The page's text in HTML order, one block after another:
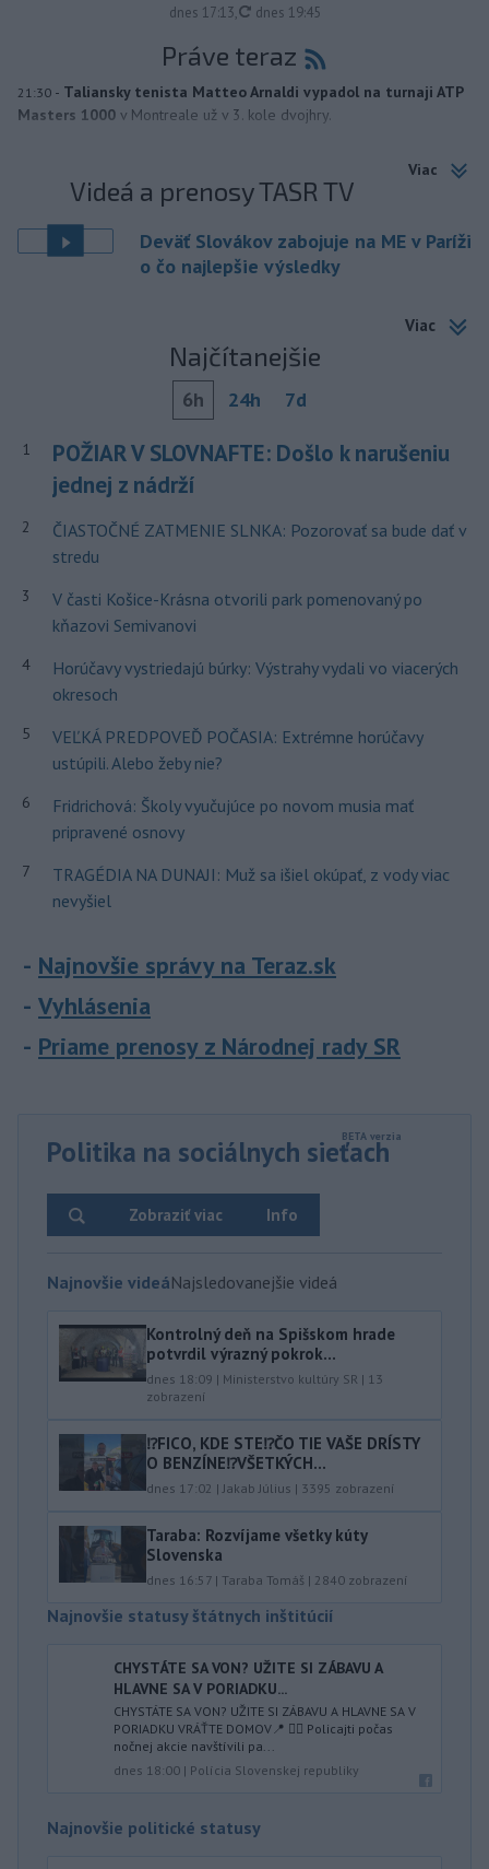
dnes 17:13, aktualizované
dnes 19:45
Práve teraz
21:30 - Taliansky tenista Matteo Arnaldi vypadol na turnaji ATP
Masters 1000 v Montreale už v 3. kole dvojhry.
Viac
Videá a prenosy TASR TV
Deväť Slovákov zabojuje na ME v Paríži
o čo najlepšie výsledky
Viac
Najčítanejšie
6h 24h 7d
1
POŽIAR V SLOVNAFTE: Došlo k narušeniu
jednej z nádrží
2
ČIASTOČNÉ ZATMENIE SLNKA: Pozorovať sa bude dať v
stredu
3
V časti Košice-Krásna otvorili park pomenovaný po
kňazovi Semivanovi
4
Horúčavy vystriedajú búrky: Výstrahy vydali vo viacerých
okresoch
5
VEĽKÁ PREDPOVEĎ POČASIA: Extrémne horúčavy
ustúpili. Alebo žeby nie?
6
Fridrichová: Školy vyučujúce po novom musia mať
pripravené osnovy
7
TRAGÉDIA NA DUNAJI: Muž sa išiel okúpať, z vody viac
nevyšiel
Najnovšie správy na Teraz.sk
Vyhlásenia
Priame prenosy z Národnej rady SR
Politika na sociálnych sieťach
Info
Zobraziť viac
Najnovšie videáNajsledovanejšie videá
Kontrolný deň na Spišskom hrade
potvrdil výrazný pokrok...
dnes 18:09 | Ministerstvo kultúry SR | 13
zobrazení
⁉️FICO, KDE STE⁉️ČO TIE VAŠE DRÍSTY
O BENZÍNE⁉️VŠETKÝCH...
dnes 17:02 | Jakab Július | 3395 zobrazení
Taraba: Rozvíjame všetky kúty
Slovenska
dnes 16:57 | Taraba Tomáš | 2840 zobrazení
Najnovšie statusy štátnych inštitúcií
CHYSTÁTE SA VON? UŽITE SI ZÁBAVU A
HLAVNE SA V PORIADKU...
CHYSTÁTE SA VON? UŽITE SI ZÁBAVU A HLAVNE SA V
PORIADKU VRÁŤTE DOMOV📍 👮‍♂️ Policajti počas
nočnej akcie navštívili pa...
dnes 18:00 | Polícia Slovenskej republiky
Najnovšie politické statusy